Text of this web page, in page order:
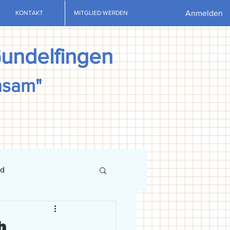
KONTAKT MITGLIED WERDEN Anmelden